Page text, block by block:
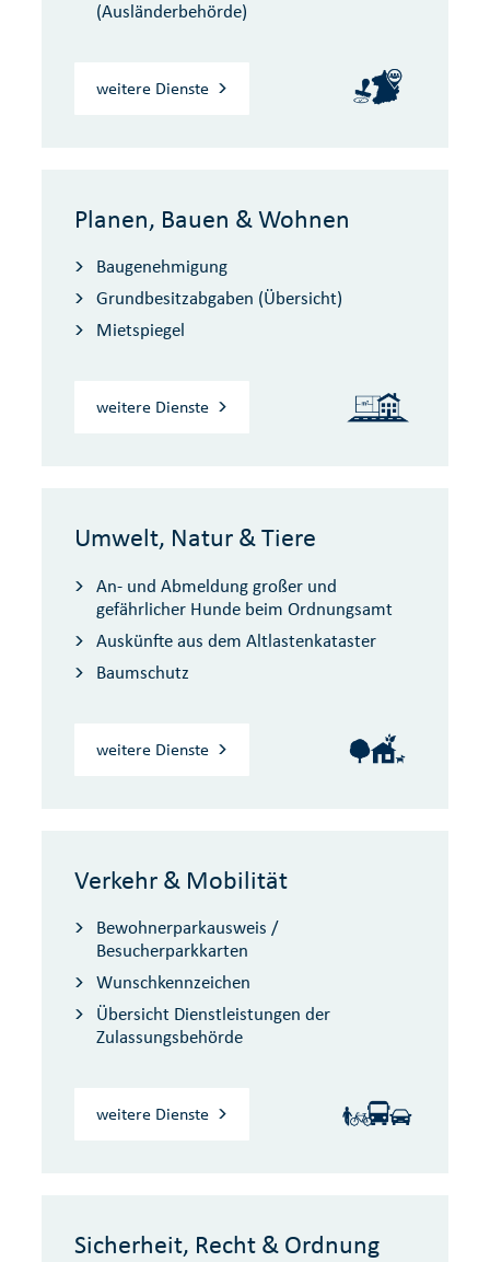
(Ausländerbehörde)
weitere Dienste
Planen, Bauen & Wohnen
Baugenehmigung
Grundbesitzabgaben (Übersicht)
Mietspiegel
weitere Dienste
Umwelt, Natur & Tiere
An- und Abmeldung großer und
gefährlicher Hunde beim Ordnungsamt
Auskünfte aus dem Altlastenkataster
Baumschutz
weitere Dienste
Verkehr & Mobilität
Bewohnerparkausweis /
Besucherparkkarten
Wunschkennzeichen
Übersicht Dienstleistungen der
Zulassungsbehörde
weitere Dienste
Sicherheit, Recht & Ordnung